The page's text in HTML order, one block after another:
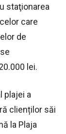
staţionarea
care
de
lei.
plajei a
clienților săi
la Plaja